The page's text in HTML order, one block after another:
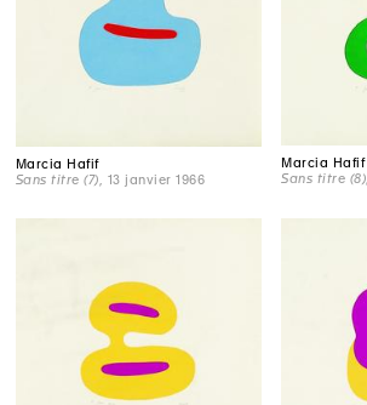
Marcia Hafif
Sans titre (7), 13 janvier 1966
Marcia Hafif
Sans titre (8)